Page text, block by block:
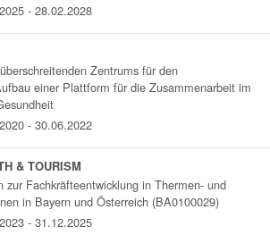
- 28.02.2028
Zentrums für den
einer Plattform für die Zusammenarbeit im
- 30.06.2022
& TOURISM
zur Fachkräfteentwicklung in Thermen- und
in Bayern und Österreich (BA0100029)
- 31.12.2025